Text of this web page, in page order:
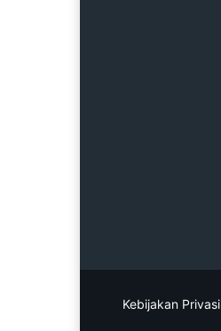
Kebijakan Privasi